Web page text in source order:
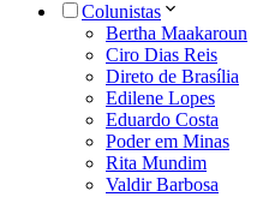
Colunistas
Bertha Maakaroun
Ciro Dias Reis
Direto de Brasília
Edilene Lopes
Eduardo Costa
Poder em Minas
Rita Mundim
Valdir Barbosa